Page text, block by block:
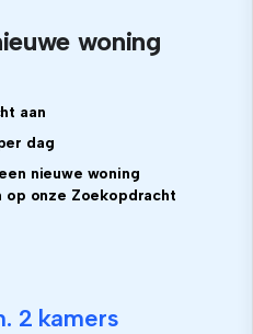
woning
aan
dag
nieuwe woning
op onze Zoekopdracht
2 kamers